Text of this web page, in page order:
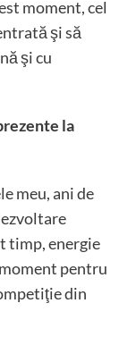
moment, cel
şi să
şi cu
la
meu, ani de
timp, energie
pentru
din